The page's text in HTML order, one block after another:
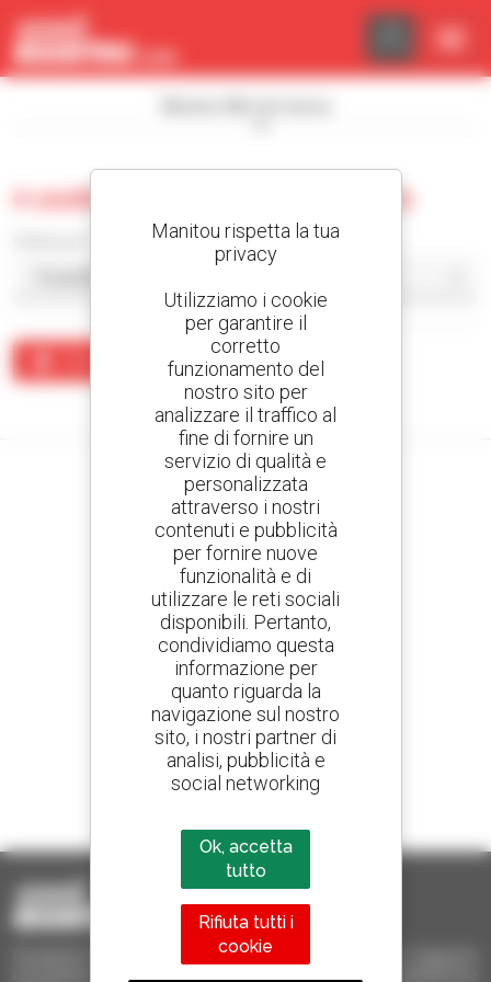
0 usate prodotti per la logistica
Crea un avviso
Nessun risultato corrisponde alla ricerca.
Crea avvisi
e ricevi annunci di materiale d'occasione
800 concessionari
Manitou nel mondo
1 telescopico su 4
Occasione Manitou - Prodotti per il sollevamento e il trasporto
Pannello di gestione dei cookies
Manitou rispetta la tua
privacy
Utilizziamo i cookie
per garantire il
corretto
funzionamento del
nostro sito per
analizzare il traffico al
fine di fornire un
servizio di qualità e
personalizzata
attraverso i nostri
contenuti e pubblicità
per fornire nuove
funzionalità e di
utilizzare le reti sociali
disponibili. Pertanto,
condividiamo questa
informazione per
quanto riguarda la
navigazione sul nostro
sito, i nostri partner di
analisi, pubblicità e
social networking
Ok, accetta
tutto
Rifiuta tutti i
cookie